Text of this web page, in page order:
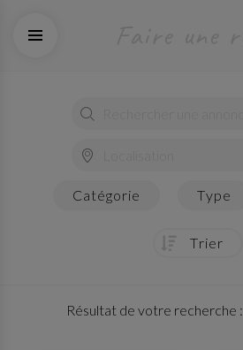
catégorie type
trier
Résultat de votre recherche :